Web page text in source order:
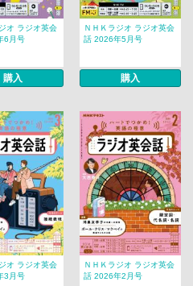
オ ラジオ英会
6月号
購入
ＮＨＫラジオ ラジオ英会
話 2026年5月号
購入
オ ラジオ英会
3月号
ＮＨＫラジオ ラジオ英会
話 2026年2月号